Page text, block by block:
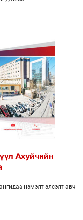
Ахуйчийн
нэмэлт элсэлт авч